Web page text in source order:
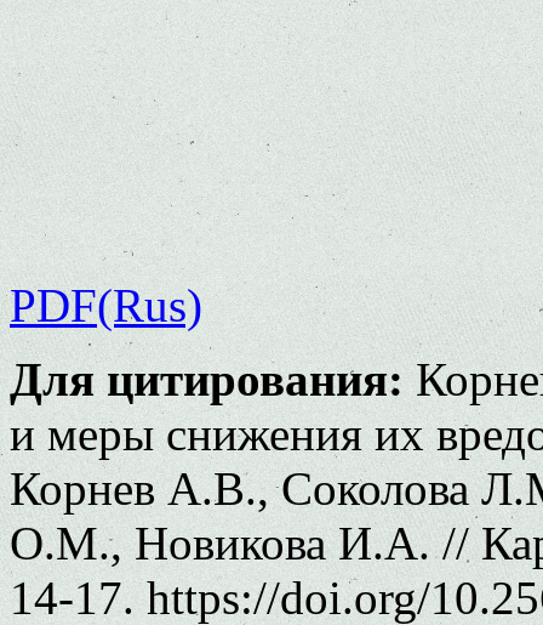
PDF(Rus)
Для цитирования:
и меры снижения их
Корнев А.В., Соколова
О.М., Новикова И.А. //
14-17. https://doi.org/